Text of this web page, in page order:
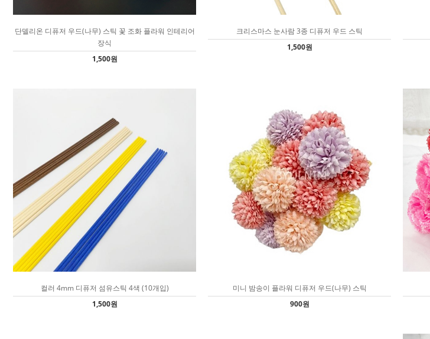
단델리온 디퓨저 우드(나무) 스틱 꽃 조화 플라워 인테리어
장식
1,500원
크리스마스 눈사람 3종 디퓨저 우드 스틱
1,500원
컬러 4mm 디퓨저 섬유스틱 4색 (10개입)
1,500원
미니 밤송이 플라워 디퓨저 우드(나무) 스틱
900원